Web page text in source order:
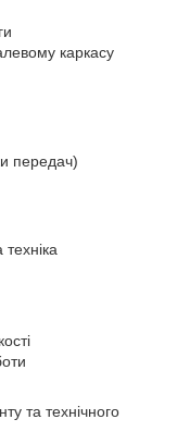
каркасу
передач)
та технічного